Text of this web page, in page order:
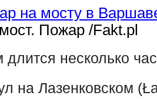
Пожар /Fakt.pl
длится несколько
на Лазенковском